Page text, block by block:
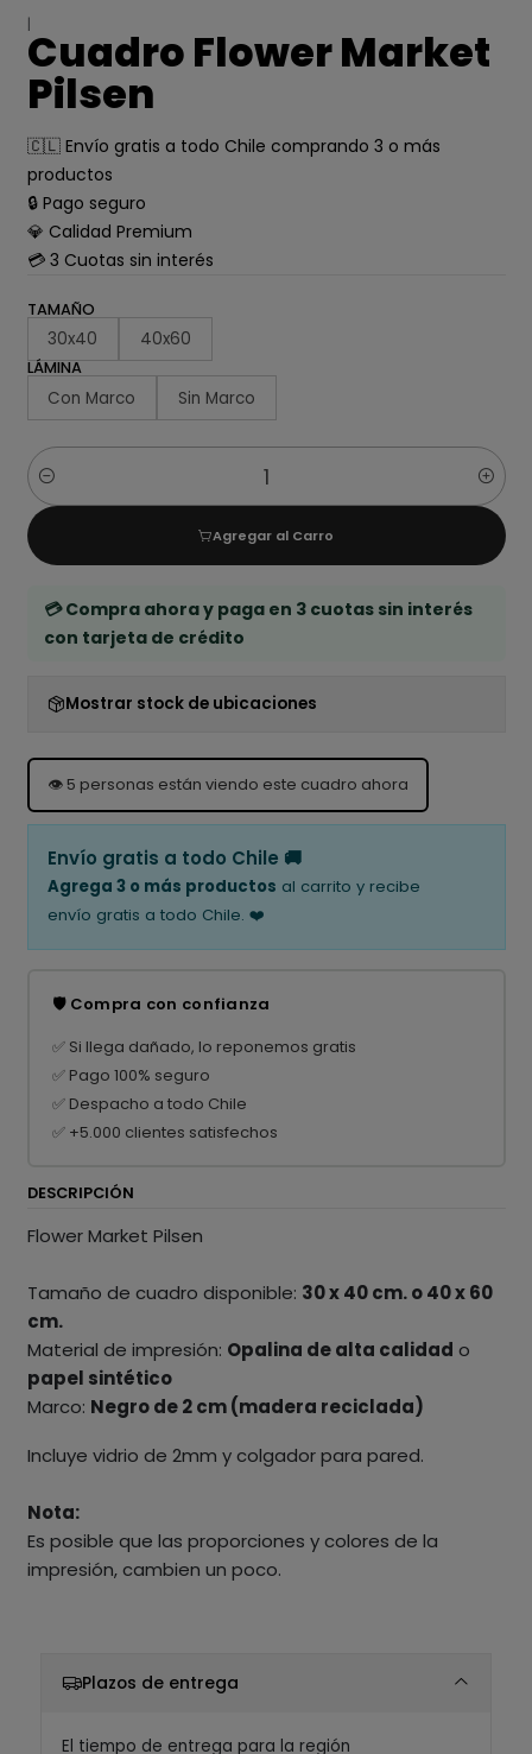
|
Cuadro Flower Market
Pilsen
🇨🇱 Envío gratis a todo Chile comprando 3 o más
productos
🔒 Pago seguro
💎 Calidad Premium
💳 3 Cuotas sin interés
TAMAÑO
30x40 40x60
LÁMINA
Con Marco Sin Marco
Cantidad
Agregar al Carro
💳 Compra ahora y paga en 3 cuotas sin interés
con tarjeta de crédito
Mostrar stock de ubicaciones
👁️ 5 personas están viendo este cuadro ahora
Envío gratis a todo Chile 🚚
Agrega 3 o más productos al carrito y recibe
envío gratis a todo Chile. ❤️
🛡️ Compra con confianza
✅ Si llega dañado, lo reponemos gratis
✅ Pago 100% seguro
✅ Despacho a todo Chile
✅ +5.000 clientes satisfechos
DESCRIPCIÓN
Flower Market Pilsen
Tamaño de cuadro disponible: 30 x 40 cm. o 40 x 60
cm.
Material de impresión: Opalina de alta calidad o
papel sintético
Marco: Negro de 2 cm (madera reciclada)
Incluye vidrio de 2mm y colgador para pared.
Nota:
Es posible que las proporciones y colores de la
impresión, cambien un poco.
Plazos de entrega
El tiempo de entrega para la región